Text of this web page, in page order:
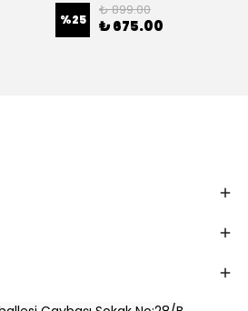
%25
₺ 899.00
₺ 675.00